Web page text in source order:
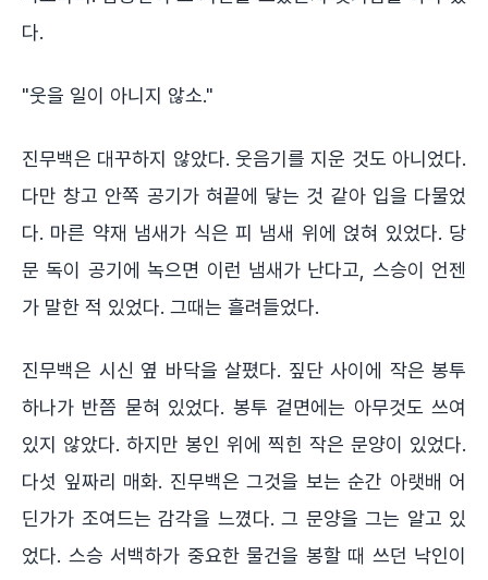
다.
"웃을 일이 아니지 않소."
진무백은 대꾸하지 않았다. 웃음기를 지운 것도 아니었다.
다만 창고 안쪽 공기가 혀끝에 닿는 것 같아 입을 다물었
다. 마른 약재 냄새가 식은 피 냄새 위에 얹혀 있었다. 당
문 독이 공기에 녹으면 이런 냄새가 난다고, 스승이 언젠
가 말한 적 있었다. 그때는 흘려들었다.
진무백은 시신 옆 바닥을 살폈다. 짚단 사이에 작은 봉투
하나가 반쯤 묻혀 있었다. 봉투 겉면에는 아무것도 쓰여
있지 않았다. 하지만 봉인 위에 찍힌 작은 문양이 있었다.
다섯 잎짜리 매화. 진무백은 그것을 보는 순간 아랫배 어
딘가가 조여드는 감각을 느꼈다. 그 문양을 그는 알고 있
었다. 스승 서백하가 중요한 물건을 봉할 때 쓰던 낙인이